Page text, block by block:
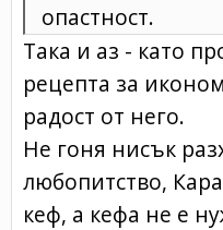
опастност.
Така и аз - като
рецепта за
радост от него.
Не гоня нисък
любопитство,
кеф, а кефа не е